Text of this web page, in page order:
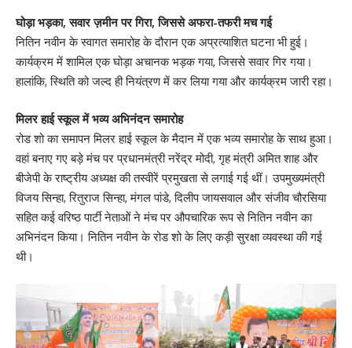
घोड़ा भड़का, सवार ज़मीन पर गिरा, जिससे अफरा-तफरी मच गई
नितिन नवीन के स्वागत समारोह के दौरान एक अप्रत्याशित घटना भी हुई।
कार्यक्रम में शामिल एक घोड़ा अचानक भड़क गया, जिससे सवार गिर गया।
हालांकि, स्थिति को जल्द ही नियंत्रण में कर लिया गया और कार्यक्रम जारी रहा।
मिलर हाई स्कूल में भव्य अभिनंदन समारोह
रोड शो का समापन मिलर हाई स्कूल के मैदान में एक भव्य समारोह के साथ हुआ।
वहां बनाए गए बड़े मंच पर प्रधानमंत्री नरेंद्र मोदी, गृह मंत्री अमित शाह और
बीजेपी के राष्ट्रीय अध्यक्ष की तस्वीरें प्रमुखता से लगाई गई थीं। उपमुख्यमंत्री
विजय सिन्हा, रितुराज सिन्हा, मंगल पांडे, दिलीप जायसवाल और संजीव चौरसिया
सहित कई वरिष्ठ पार्टी नेताओं ने मंच पर औपचारिक रूप से नितिन नवीन का
अभिनंदन किया। नितिन नवीन के रोड शो के लिए कड़ी सुरक्षा व्यवस्था की गई
थी।